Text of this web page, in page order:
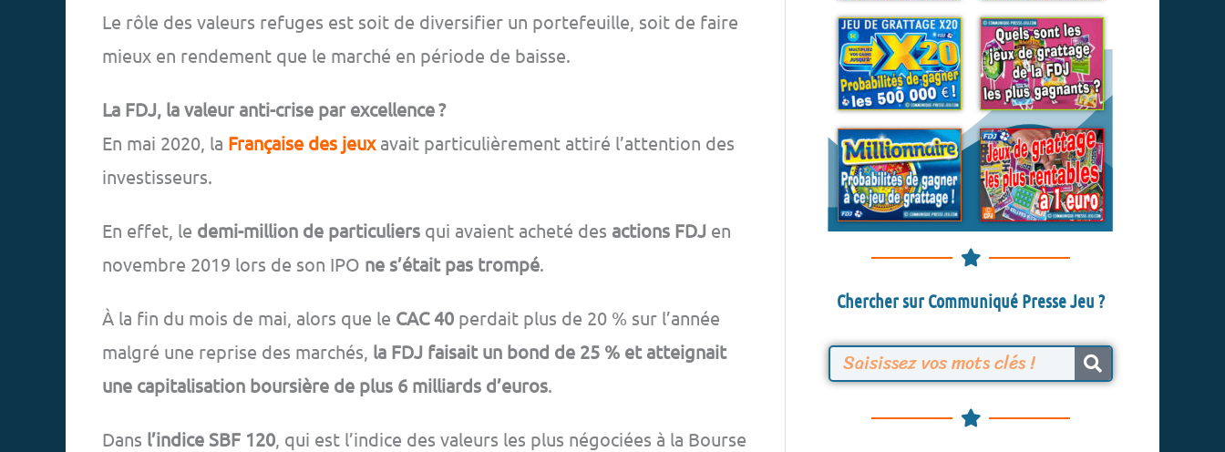
Le rôle des valeurs refuges est soit de diversifier un portefeuille, soit de faire
mieux en rendement que le marché en période de baisse.
La FDJ, la valeur anti-crise par excellence ?
En mai 2020, la Française des jeuxavait particulièrement attiré l’attention des
investisseurs.
En effet, le demi-million de particuliers qui avaient acheté des actions FDJ en
novembre 2019 lors de son IPO ne s’était pas trompé.
À la fin du mois de mai, alors que le CAC 40 perdait plus de 20 % sur l’année
malgré une reprise des marchés, la FDJ faisait un bond de 25 % et atteignait
une capitalisation boursière de plus 6 milliards d’euros.
Dans l’indice SBF 120, qui est l’indice des valeurs les plus négociées à la Bourse
Chercher sur Communiqué Presse Jeu ?